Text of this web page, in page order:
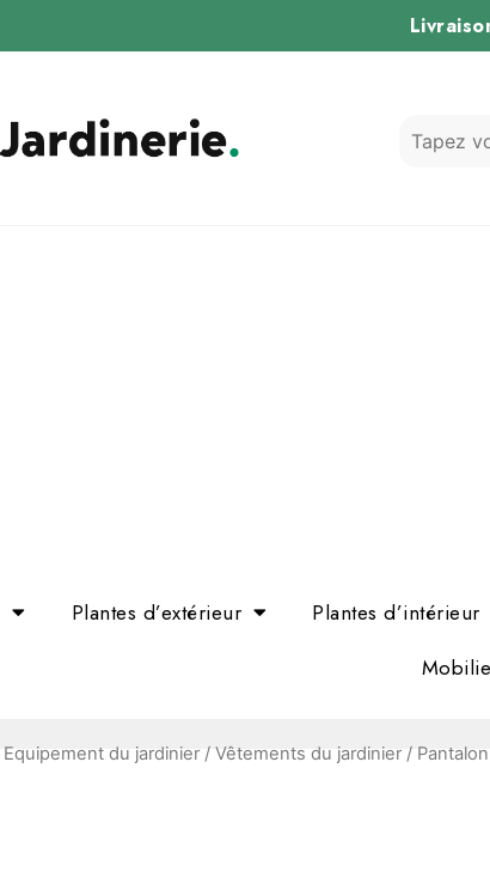
Plantes d’extérieur Plantes d’intérieur
Equipement du jardinier / Vêtements du jardinier /